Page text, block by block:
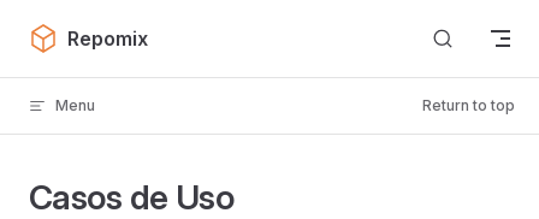
Skip to content
Repomix
Menu Return to top
Casos de Uso